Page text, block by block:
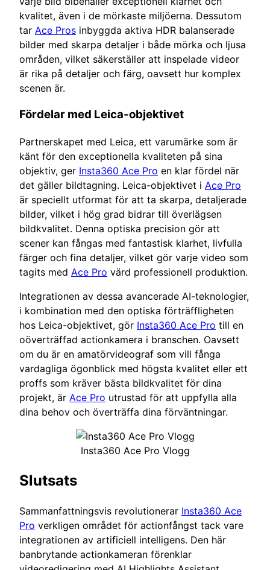
kvalitet, även i de mörkaste miljöerna. Dessutom
tar Ace Pros inbyggda aktiva HDR balanserade
bilder med skarpa detaljer i både mörka och ljusa
områden, vilket säkerställer att inspelade videor
är rika på detaljer och färg, oavsett hur komplex
scenen är.
Fördelar med Leica-objektivet
Partnerskapet med Leica, ett varumärke som är
känt för den exceptionella kvaliteten på sina
objektiv, ger Insta360 Ace Pro en klar fördel när
det gäller bildtagning. Leica-objektivet i Ace Pro
är speciellt utformat för att ta skarpa, detaljerade
bilder, vilket i hög grad bidrar till överlägsen
bildkvalitet. Denna optiska precision gör att
scener kan fångas med fantastisk klarhet, livfulla
färger och fina detaljer, vilket gör varje video som
tagits med Ace Pro värd professionell produktion.
Integrationen av dessa avancerade AI-teknologier,
i kombination med den optiska förträffligheten
hos Leica-objektivet, gör Insta360 Ace Pro till en
oöverträffad actionkamera i branschen. Oavsett
om du är en amatörvideograf som vill fånga
vardagliga ögonblick med högsta kvalitet eller ett
proffs som kräver bästa bildkvalitet för dina
projekt, är Ace Pro utrustad för att uppfylla alla
dina behov och överträffa dina förväntningar.
Insta360 Ace Pro Vlogg
Slutsats
Sammanfattningsvis revolutionerar Insta360 Ace
Pro verkligen området för actionfångst tack vare
integrationen av artificiell intelligens. Den här
banbrytande actionkameran förenklar